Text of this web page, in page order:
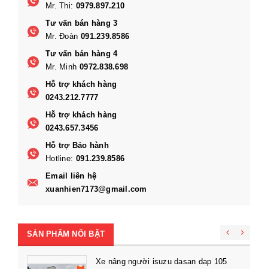
Mr. Thi: 0979.897.210
Tư vấn bán hàng 3
Mr. Đoàn 091.239.8586
Tư vấn bán hàng 4
Mr. Minh 0972.838.698
Hỗ trợ khách hàng
0243.212.7777
Hỗ trợ khách hàng
0243.657.3456
Hỗ trợ Bảo hành
Hotline: 091.239.8586
Email liên hệ
xuanhien7173@gmail.com
SẢN PHẨM NỔI BẬT
Xe nâng người isuzu dasan dap 105